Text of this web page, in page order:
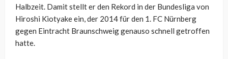
Halbzeit. Damit stellt er den Rekord in der Bundesliga von
Hiroshi Kiotyake ein, der 2014 für den 1. FC Nürnberg
gegen Eintracht Braunschweig genauso schnell getroffen
hatte.